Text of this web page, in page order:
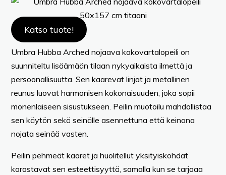
Katso tuote!
Umbra Hubba Arched nojaava kokovartalopeili on
suunniteltu lisäämään tilaan nykyaikaista ilmettä ja
persoonallisuutta. Sen kaarevat linjat ja metallinen
reunus luovat harmonisen kokonaisuuden, joka sopii
monenlaiseen sisustukseen. Peilin muotoilu mahdollistaa
sen käytön sekä seinälle asennettuna että keinona
nojata seinää vasten.
Peilin pehmeät kaaret ja huolitellut yksityiskohdat
korostavat sen esteettisyyttä, samalla kun se tarjoaa